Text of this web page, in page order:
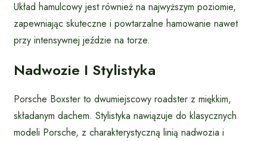
Układ hamulcowy jest również na najwyższym poziomie,
zapewniając skuteczne i powtarzalne hamowanie nawet
przy intensywnej jeździe na torze.
Nadwozie I Stylistyka
Porsche Boxster to dwumiejscowy roadster z miękkim,
składanym dachem. Stylistyka nawiązuje do klasycznych
modeli Porsche, z charakterystyczną linią nadwozia i